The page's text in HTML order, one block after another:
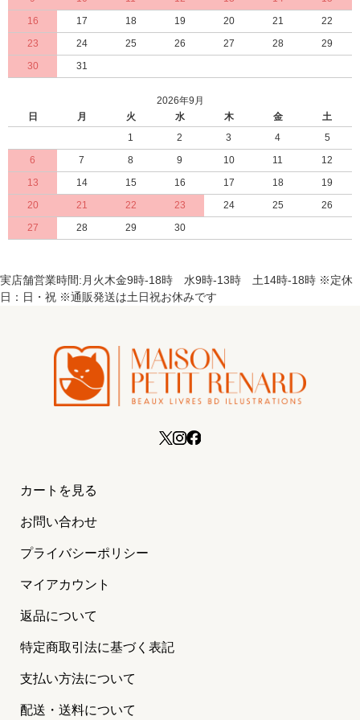
16
17 18 19 20 21
22
23
24 25 26 27 28
29
30
31
2026年9月
日
月 火 水 木 金
土
1
2 3 4
5
6
7 8 9 10 11
12
13
14 15 16 17 18
19
20
21 22 23 24 25
26
27
28 29 30
実店舗営業時間:月火木金9時-18時 水9時-13時 土14時-18時 ※定休
日：日・祝 ※通販発送は土日祝お休みです
カートを見る
お問い合わせ
プライバシーポリシー
マイアカウント
返品について
特定商取引法に基づく表記
支払い方法について
配送・送料について